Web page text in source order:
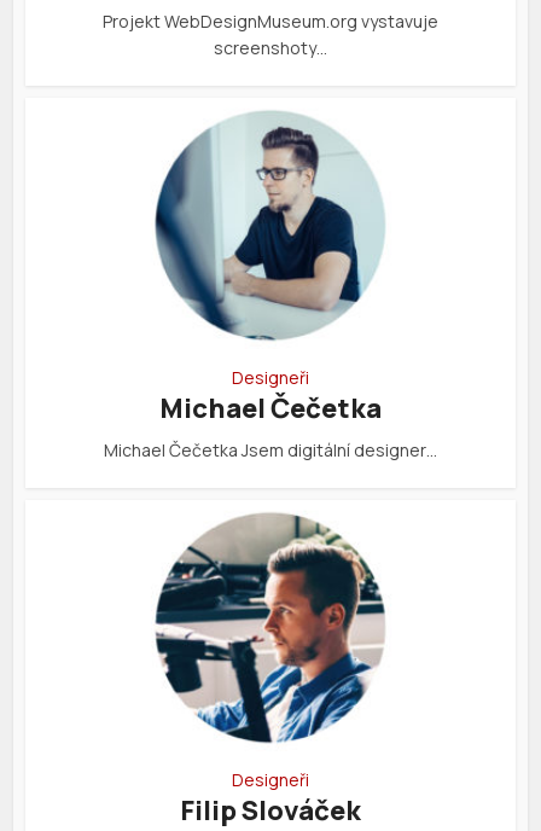
Projekt WebDesignMuseum.org vystavuje
screenshoty…
Designeři
Michael Čečetka
Michael Čečetka Jsem digitální designer…
Designeři
Filip Slováček